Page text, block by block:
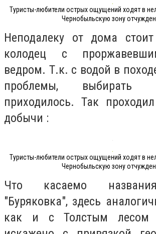
Туристы-любители острых ощущений ходят в
Чернобыльскую зону
Неподалеку от дома стоит
колодец с
ведром. Т.к. с водой в
проблемы, выбирать
приходилось. Так
добычи :
Туристы-любители острых ощущений ходят в
Чернобыльскую зону
Что касаемо
"Буряковка", здесь
как и с Толстым лесом